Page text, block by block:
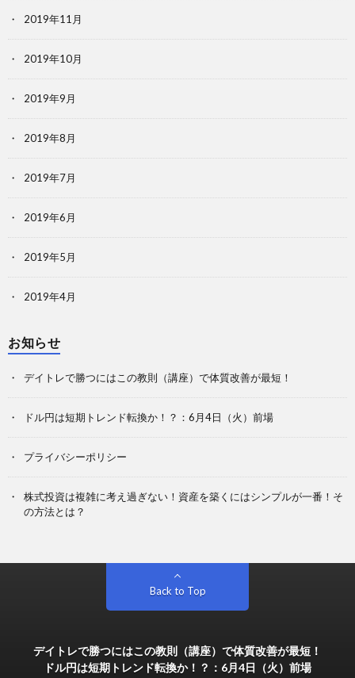
2019年11月
2019年10月
2019年9月
2019年8月
2019年7月
2019年6月
2019年5月
2019年4月
お知らせ
デイトレで勝つにはこの教則（講座）で体質改善が最短！
ドル円は短期トレンド転換か！？：6月4日（火）前場
プライバシーポリシー
株式投資は複雑に考え過ぎない！資産を築くにはシンプルが一番！そ
の方法とは？
Back to Top
デイトレで勝つにはこの教則（講座）で体質改善が最短！
ドル円は短期トレンド転換か！？：6月4日（火）前場